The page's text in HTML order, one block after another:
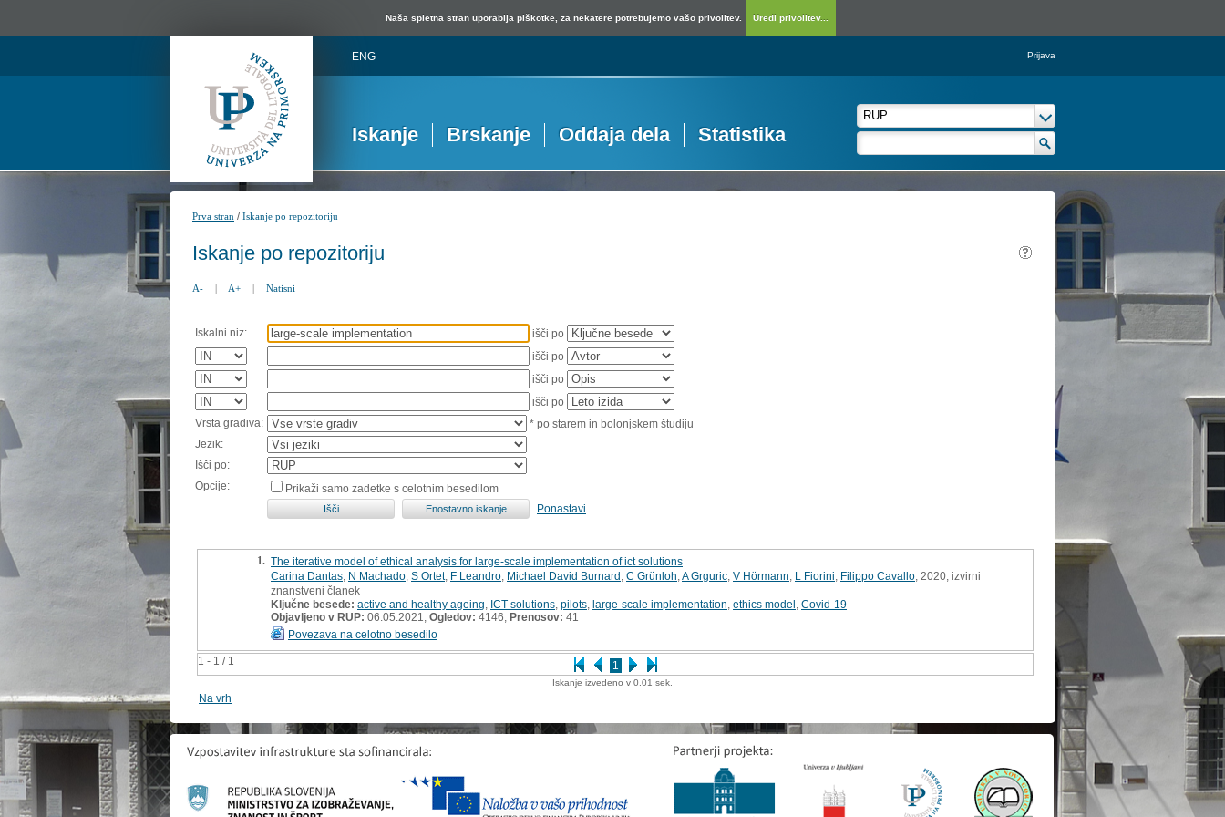
Naša spletna stran uporablja piškotke, za nekatere potrebujemo vašo privolitev. Uredi privolitev...
ENG Prijava
Iskanje Brskanje Oddaja dela Statistika
Prva stran /Iskanje po repozitoriju
Iskanje po repozitoriju
A- | A+ | Natisni
Iskalni niz:
išči po
išči po
išči po
išči po
Vrsta gradiva:
* po starem in bolonjskem študiju
Jezik:
Išči po:
Opcije:
Prikaži samo zadetke s celotnim besedilom
Ponastavi
1 - 1 / 1 1
1. The iterative model of ethical analysis for large-scale implementation of ict solutions
Carina Dantas N Machado S Ortet, F Leandro Michael David Burnard C Grünloh A Grguric V Hörmann L Fiorini Filippo Cavallo , 2020, izvirni
znanstveni članek
Ključne besede: active and healthy ageing ICT solutions pilots large-scale implementation ethics model Covid-19
Objavljeno v RUP: 06.05.2021; Ogledov: 4146; Prenosov: 41
Povezava na celotno besedilo
Iskanje izvedeno v 0.01 sek.
Na vrh